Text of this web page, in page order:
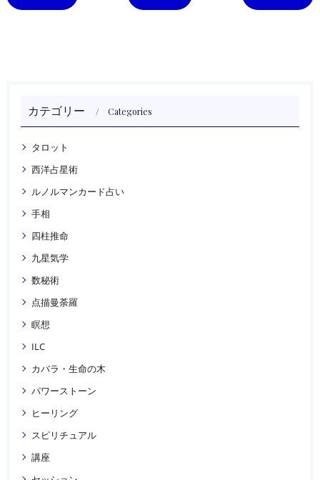
カテゴリー Categories
タロット
西洋占星術
ルノルマンカード占い
手相
四柱推命
九星気学
数秘術
点描曼荼羅
瞑想
ILC
カバラ・生命の木
パワーストーン
ヒーリング
スピリチュアル
講座